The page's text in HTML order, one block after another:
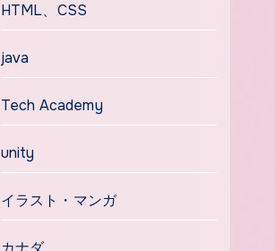
HTML、CSS
java
Tech Academy
unity
イラスト・マンガ